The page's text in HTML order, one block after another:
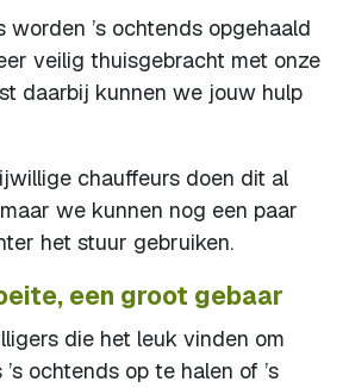
worden ’s ochtends opgehaald
veilig thuisgebracht met onze
daarbij kunnen we jouw hulp
chauffeurs doen dit al
we kunnen nog een paar
het stuur gebruiken.
een groot gebaar
die het leuk vinden om
ochtends op te halen of ’s